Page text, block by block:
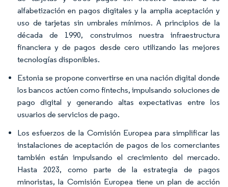
alfabetización en pagos digitales y la amplia aceptación y
uso de tarjetas sin umbrales mínimos. A principios de la
década de 1990, construimos nuestra infraestructura
financiera y de pagos desde cero utilizando las mejores
tecnologías disponibles.
Estonia se propone convertirse en una nación digital donde
los bancos actúen como fintechs, impulsando soluciones de
pago digital y generando altas expectativas entre los
usuarios de servicios de pago.
Los esfuerzos de la Comisión Europea para simplificar las
instalaciones de aceptación de pagos de los comerciantes
también están impulsando el crecimiento del mercado.
Hasta 2023, como parte de la estrategia de pagos
minoristas, la Comisión Europea tiene un plan de acción